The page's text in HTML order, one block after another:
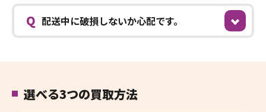
Q 配送中に破損しないか心配です。
選べる3つの買取方法